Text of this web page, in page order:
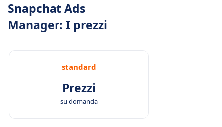
Snapchat Ads
Manager: I prezzi
standard
Prezzi
su domanda